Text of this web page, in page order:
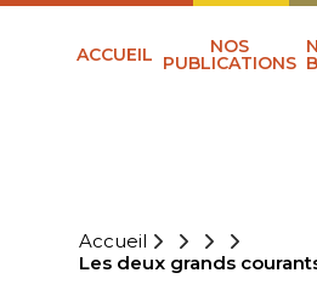
ACCUEIL NOS
PUBLICATIONS
Accueil
Les deux grands